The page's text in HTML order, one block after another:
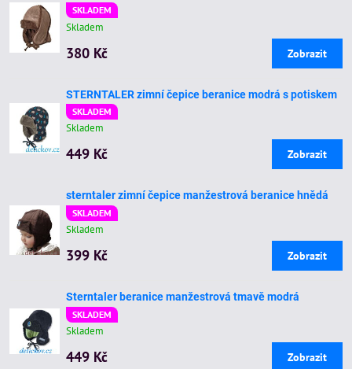
SKLADEM
Skladem
380 Kč Zobrazit
STERNTALER zimní čepice beranice modrá s potiskem
SKLADEM
Skladem
449 Kč Zobrazit
sterntaler zimní čepice manžestrová beranice hnědá
SKLADEM
Skladem
399 Kč Zobrazit
Sterntaler beranice manžestrová tmavě modrá
SKLADEM
Skladem
449 Kč Zobrazit